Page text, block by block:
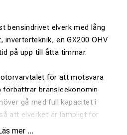
bensindrivet elverk med lång
inverterteknik, en GX200 OHV
på upp till åtta timmar.
för att motsvara
förbättrar bränsleekonomin
gå med full kapacitet i
att elverket är lämpligt för
mer ...